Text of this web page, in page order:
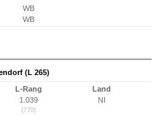
WB
WB
(L 265)
L-Rang
1.039
(770)
Land
NI